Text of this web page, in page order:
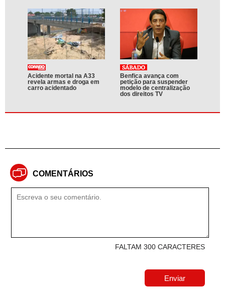
Acidente mortal na A33
revela armas e droga em
carro acidentado
Benfica avança com
petição para suspender
modelo de centralização
dos direitos TV
COMENTÁRIOS
FALTAM 300 CARACTERES